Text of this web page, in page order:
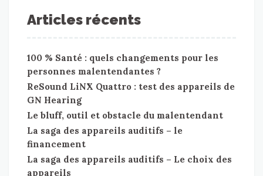
Articles récents
100 % Santé : quels changements pour les
personnes malentendantes ?
ReSound LiNX Quattro : test des appareils de
GN Hearing
Le bluff, outil et obstacle du malentendant
La saga des appareils auditifs – le
financement
La saga des appareils auditifs – Le choix des
appareils